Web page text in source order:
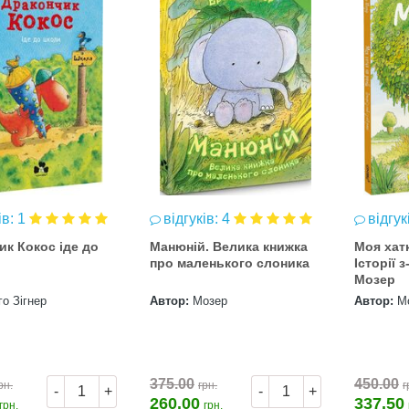
1
Кокос іде до
Зігнер
- +
грн.
відгуків: 4
Манюній. Велика книжка
про маленького слоника
Автор: Мозер
- +
375.00 грн.
260.00 грн.
Моя
Історії
Мозер
Автор:
450.00
337.50